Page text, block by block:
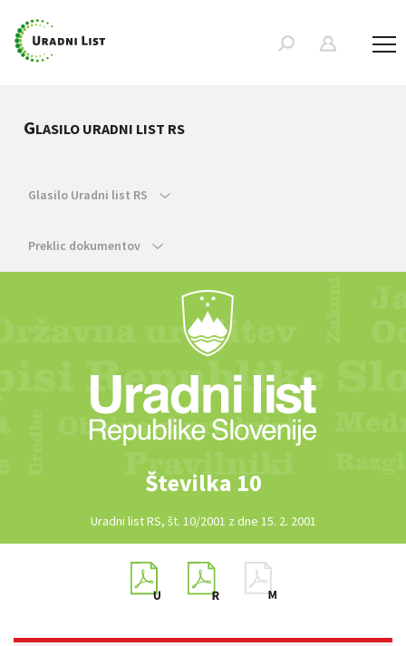
GLASILO URADNI LIST RS
Glasilo Uradni list RS
Preklic dokumentov
Številka 10
Uradni list RS, št. 10/2001 z dne 15. 2. 2001